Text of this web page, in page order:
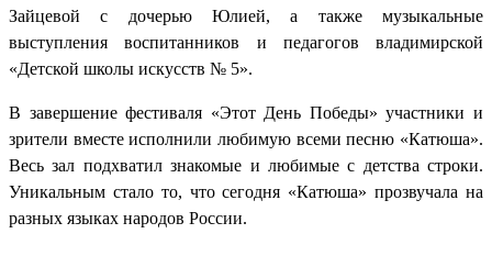
Зайцевой с дочерью Юлией, а также музыкальные
выступления воспитанников и педагогов владимирской
«Детской школы искусств № 5».
В завершение фестиваля «Этот День Победы» участники и
зрители вместе исполнили любимую всеми песню «Катюша».
Весь зал подхватил знакомые и любимые с детства строки.
Уникальным стало то, что сегодня «Катюша» прозвучала на
разных языках народов России.